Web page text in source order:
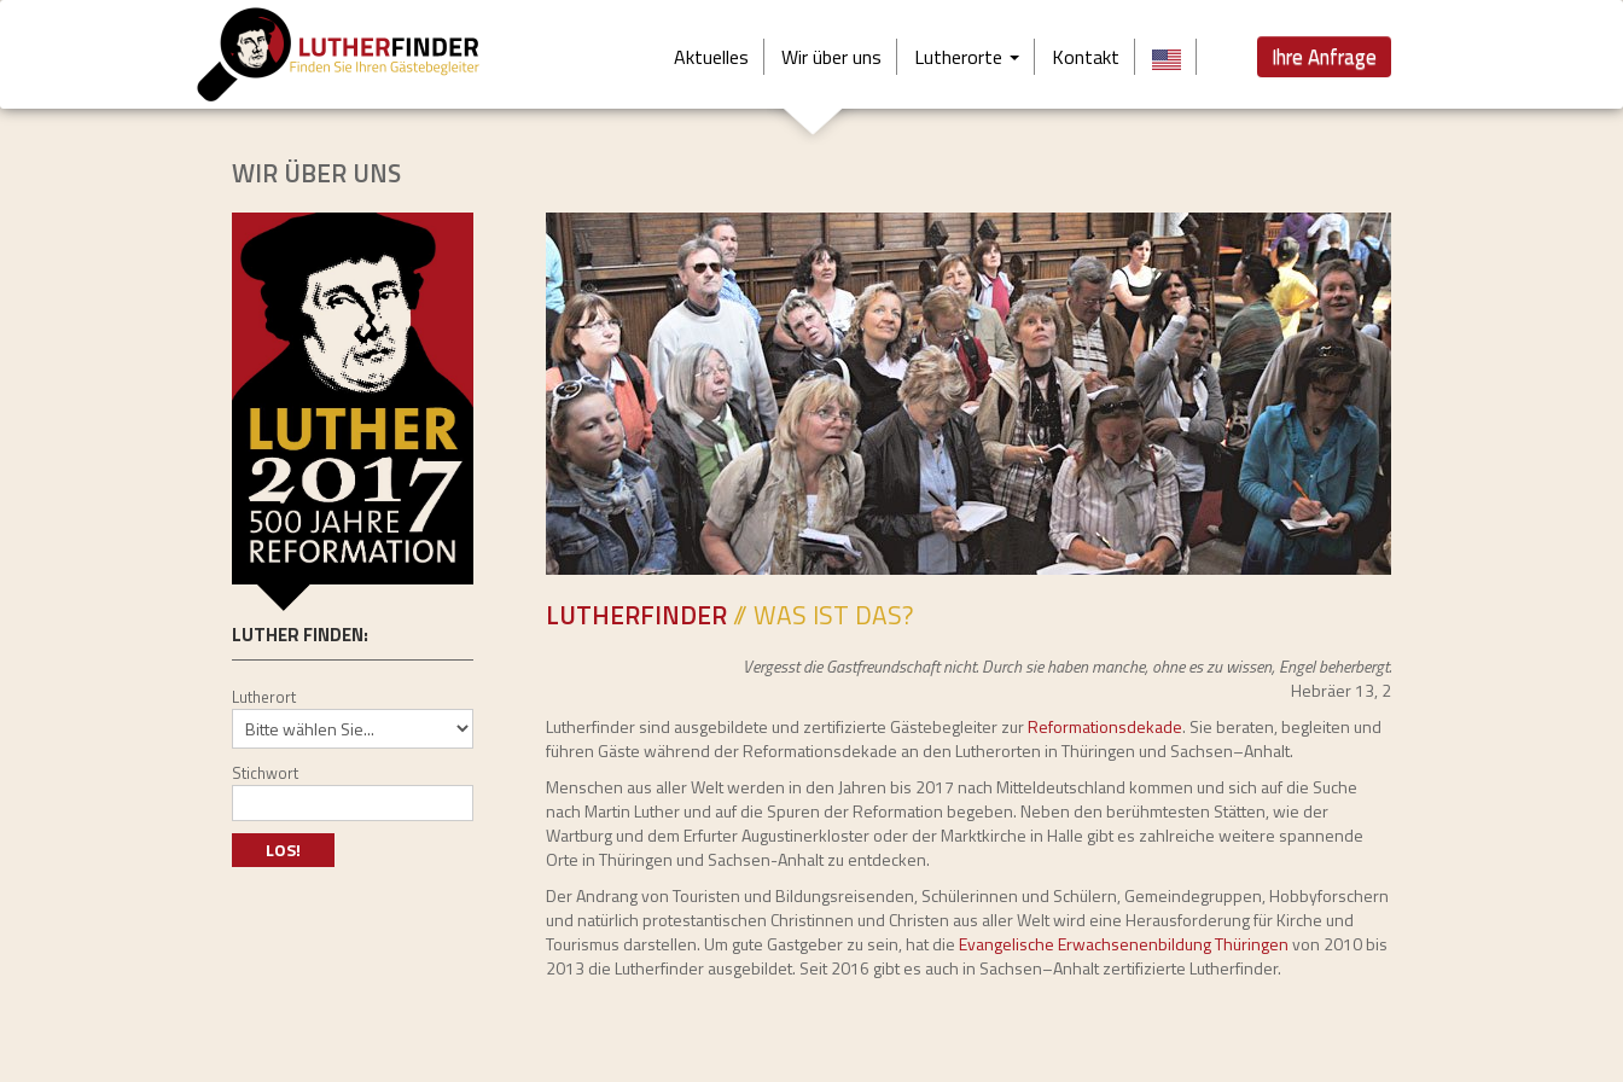
Ihre Anfrage
Aktuelles Wir über uns Lutherorte Kontakt
WIR ÜBER UNS
LUTHERFINDER// WAS IST DAS?
Vergesst die Gastfreundschaft nicht. Durch sie haben manche, ohne es zu wissen, Engel beherbergt.
Hebräer 13, 2
Lutherfinder sind ausgebildete und zertifizierte Gästebegleiter zurReformationsdekade. Sie beraten, begleiten und
führen Gäste während der Reformationsdekade an den Lutherorten in Thüringen und Sachsen–Anhalt.
Menschen aus aller Welt werden in den Jahren bis 2017 nach Mitteldeutschland kommen und sich auf die Suche
nach Martin Luther und auf die Spuren der Reformation begeben. Neben den berühmtesten Stätten, wie der
Wartburg und dem Erfurter Augustinerkloster oder der Marktkirche in Halle gibt es zahlreiche weitere spannende
Orte in Thüringen und Sachsen-Anhalt zu entdecken.
Der Andrang von Touristen und Bildungsreisenden, Schülerinnen und Schülern, Gemeindegruppen, Hobbyforschern
und natürlich protestantischen Christinnen und Christen aus aller Welt wird eine Herausforderung für Kirche und
Tourismus darstellen. Um gute Gastgeber zu sein, hat dieEvangelische Erwachsenenbildung Thüringenvon 2010 bis
2013 die Lutherfinder ausgebildet. Seit 2016 gibt es auch in Sachsen–Anhalt zertifizierte Lutherfinder.
LUTHER FINDEN:
Lutherort
Stichwort